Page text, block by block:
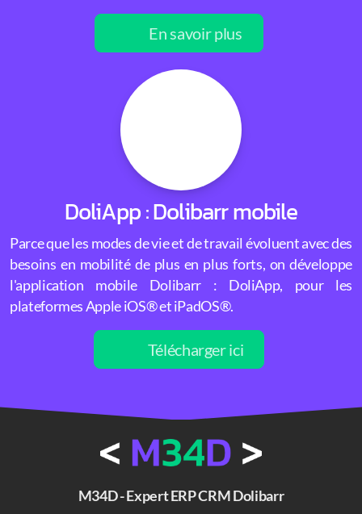
En savoir plus
DoliApp : Dolibarr mobile
Parce que les modes de vie et de travail évoluent avec des
besoins en mobilité de plus en plus forts, on développe
l'application mobile Dolibarr : DoliApp, pour les
plateformes Apple iOS® et iPadOS®.
Télécharger ici
M34D - Expert ERP CRM Dolibarr